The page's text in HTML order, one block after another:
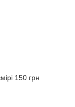
150 грн